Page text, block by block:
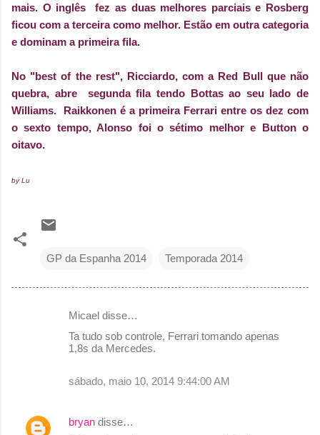
mais. O inglês fez as duas melhores parciais e Rosberg
ficou com a terceira como melhor. Estão em outra categoria
e dominam a primeira fila.
No "best of the rest", Ricciardo, com a Red Bull que não
quebra, abre segunda fila tendo Bottas ao seu lado de
Williams. Raikkonen é a primeira Ferrari entre os dez com
o sexto tempo, Alonso foi o sétimo melhor e Button o
oitavo.
by Lu
GP da Espanha 2014 Temporada 2014
t
Micael disse…
Ta tudo sob controle, Ferrari tomando apenas
1,8s da Mercedes.
sábado, maio 10, 2014 9:44:00 AM
bryan disse…